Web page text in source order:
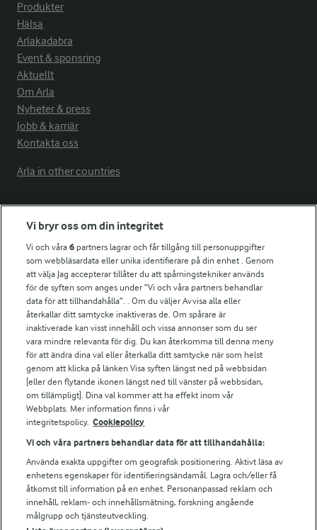
Produkter
Hälsa
Arlakadabra
Event & sponsring
Aktuellt
Om Arla
Nyheter & press
Jobb & karriär
Kontakta oss
Arla in other countries
Fler Arlasajter
För ägare
Arlas kundportal
Arla.com
Falbygdens Ost
Arla webbshop
Bildbank
Följ oss
Vi bryr oss om din integritet
Vi och våra6 partners lagrar och får tillgång till personuppgifter
som webbläsardata eller unika identifierare på din enhet . Genom
att välja Jag accepterar tillåter du att spårningstekniker används
för de syften som anges under ”Vi och våra partners behandlar
data för att tillhandahålla”. . Om du väljer Avvisa alla eller
återkallar ditt samtycke inaktiveras de. Om spårare är
inaktiverade kan visst innehåll och vissa annonser som du ser
vara mindre relevanta för dig. Du kan återkomma till denna meny
för att ändra dina val eller återkalla ditt samtycke när som helst
genom att klicka på länken Visa syften längst ned på webbsidan
[eller den flytande ikonen längst ned till vänster på webbsidan,
om tillämpligt]. Dina val kommer att ha effekt inom vår
Webbplats. Mer information finns i vår
integritetspolicy. Cookiepolicy
Vi och våra partners behandlar data för att tillhandahålla:
Använda exakta uppgifter om geografisk positionering. Aktivt läsa av
enhetens egenskaper för identifieringsändamål. Lagra och/eller få
åtkomst till information på en enhet. Personanpassad reklam och
innehåll, reklam- och innehållsmätning, forskning angående
målgrupp och tjänsteutveckling.